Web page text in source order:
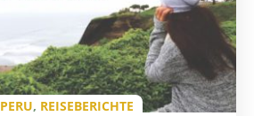
PERU, REISEBERICHTE